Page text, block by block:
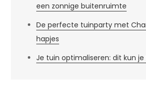
een zonnige buitenruimte
De perfecte tuinparty met
hapjes
Je tuin optimaliseren: dit kun